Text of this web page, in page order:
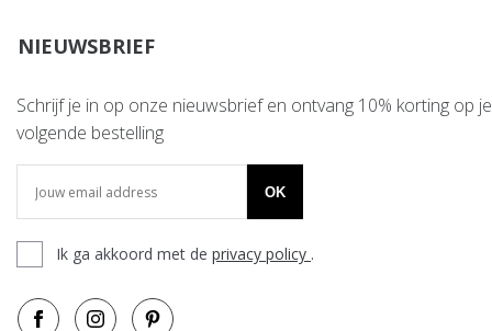
NIEUWSBRIEF
Schrijf je in op onze nieuwsbrief en ontvang 10% korting op je
volgende bestelling
OK
Ik ga akkoord met de privacy policy .